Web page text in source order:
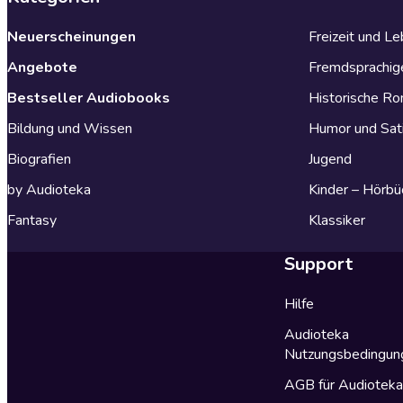
Neuerscheinungen
Angebote
Bestseller Audiobooks
Bildung und Wissen
Biografien
by Audioteka
Fantasy
Freizeit und
Historische
Humor und
Jugend
Kinder –
Klassiker
Support
Hilfe
Audioteka
AGB für